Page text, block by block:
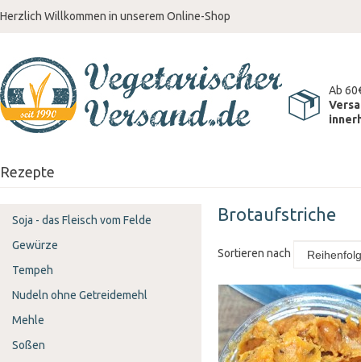
Herzlich Willkommen in unserem Online-Shop
Ab
Rezepte
Brotaufstriche
Sortieren nach
Soja - das Fleisch vom Felde
Gewürze
Tempeh
Nudeln ohne Getreidemehl
Mehle
Soßen